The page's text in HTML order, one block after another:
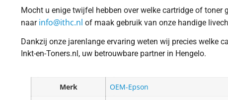
Mocht u enige twijfel hebben over welke cartridge of
naar info@ithc.nl of maak gebruik van onze handige
Dankzij onze jarenlange ervaring weten wij precies welke
Inkt-en-Toners.nl, uw betrouwbare partner in Hengelo.
Merk
OEM-Epson